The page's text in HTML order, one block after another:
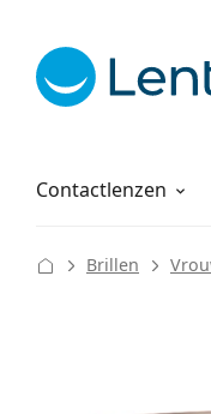
Contactlenzen
Lenzenvloeistoffen
Hoe bestellen
Brillen